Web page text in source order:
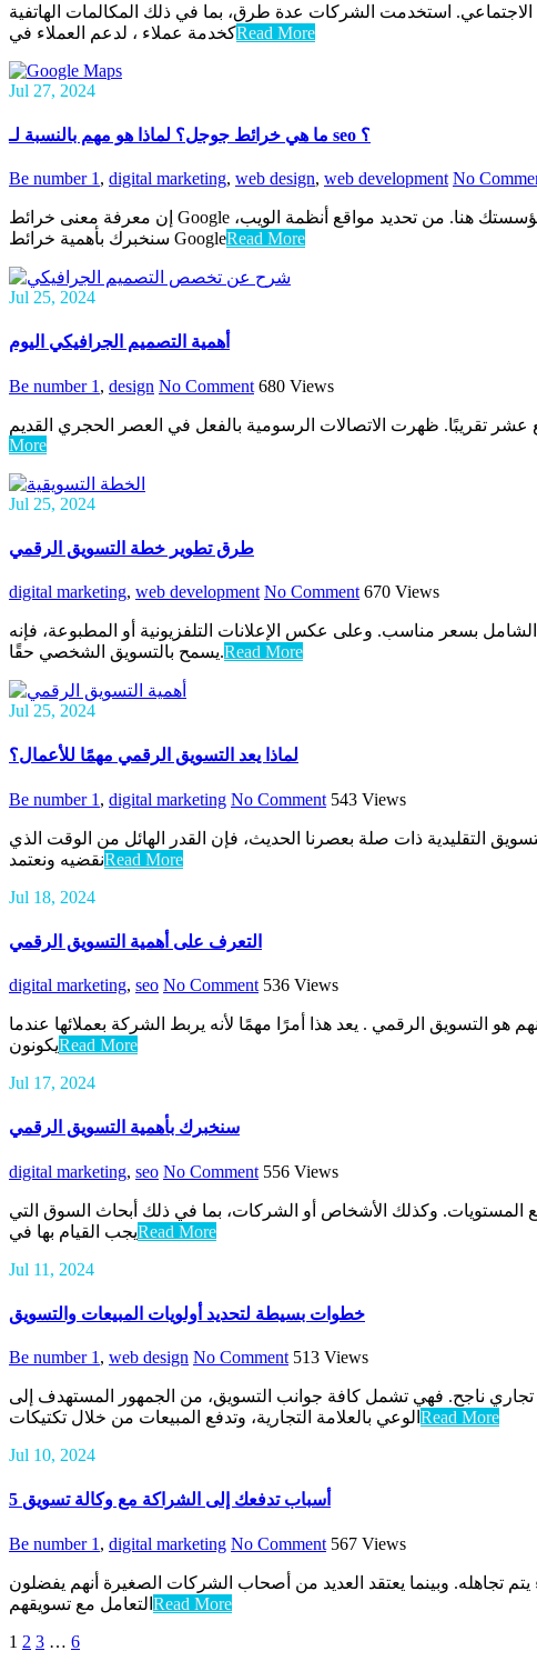
الاجتماعي. استخدمت الشركات عدة طرق، بما في ذلك المكالمات الهاتفية
كخدمة عملاء ، لدعم العملاء فيRead More
Jul 27, 2024
ما هي خرائط جوجل؟ لماذا هو مهم بالنسبة لـ seo ؟
Be number 1 , digital marketing, web design, web development No
إن معرفة معنى خرائط Google يعني فهم أنها أداة تساعد الأشخاص على معرفة أماكن معينة وكيفية الوصول إليها. في الوقت الحاضر، من المهم أن تظهر مؤسستك هنا. من تحديد مواقع أنظمة الويب،
سنخبرك بأهمية خرائط GoogleRead More
Jul 25, 2024
أهمية التصميم الجرافيكي اليوم
Be number 1 , design No Comment 680 Views
عشر تقريبًا. ظهرت الاتصالات الرسومية بالفعل في العصر الحجري القديم
More
Jul 25, 2024
طرق تطوير خطة التسويق الرقمي
digital marketing, web development No Comment 670 Views
بسعر مناسب. وعلى عكس الإعلانات التلفزيونية أو المطبوعة، فإنه
يسمح بالتسويق الشخصي حقًا.Read More
Jul 25, 2024
لماذا يعد التسويق الرقمي مهمًا للأعمال؟
Be number 1 , digital marketing No Comment 543 Views
التقليدية ذات صلة بعصرنا الحديث، فإن القدر الهائل من الوقت الذي
نقضيه ونعتمدRead More
Jul 18, 2024
التعرف على أهمية التسويق الرقمي
digital marketing, seo No Comment 536 Views
التسويق الرقمي . يعد هذا أمرًا مهمًا لأنه يربط الشركة بعملائها عندما
يكونونRead More
Jul 17, 2024
سنخبرك بأهمية التسويق الرقمي
digital marketing, seo No Comment 556 Views
المستويات. وكذلك الأشخاص أو الشركات، بما في ذلك أبحاث السوق التي
يجب القيام بها فيRead More
Jul 11, 2024
خطوات بسيطة لتحديد أولويات المبيعات والتسويق
Be number 1 , web design No Comment 513 Views
عمل تجاري ناجح. فهي تشمل كافة جوانب التسويق، من الجمهور المستهدف إلى
الوعي بالعلامة التجارية، وتدفع المبيعات من خلال تكتيكات Read More
Jul 10, 2024
5 أسباب تدفعك إلى الشراكة مع وكالة تسويق
Be number 1 , digital marketing No Comment 567 Views
تجاهله. وبينما يعتقد العديد من أصحاب الشركات الصغيرة أنهم يفضلون
التعامل مع تسويقهم Read More
1 2 3 … 6